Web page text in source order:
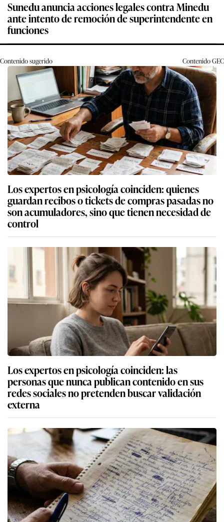
Sunedu anuncia acciones legales contra Minedu
ante intento de remoción de superintendente en
funciones
Contenido sugerido ContenidoGEC
Los expertos en psicología coinciden: quienes
guardan recibos o tickets de compras pasadas no
son acumuladores, sino que tienen necesidad de
control
Los expertos en psicología coinciden: las
personas que nunca publican contenido en sus
redes sociales no pretenden buscar validación
externa